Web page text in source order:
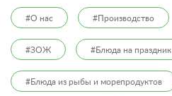
#О нас #Производство
#ЗОЖ #Блюда на праздник
#Блюда из рыбы и морепродуктов